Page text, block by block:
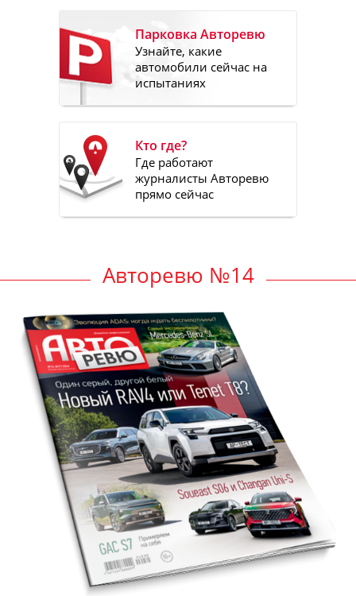
Парковка Авторевю
Узнайте, какие
автомобили сейчас на
испытаниях
Кто где?
Где работают
журналисты Авторевю
прямо сейчас
Авторевю №14